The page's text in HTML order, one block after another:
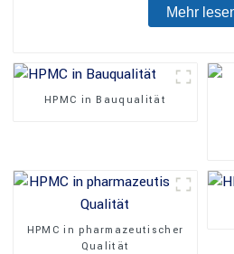
Mehr
HPMC in Bauqualität
HPMC in pharmazeutischer
Qualität